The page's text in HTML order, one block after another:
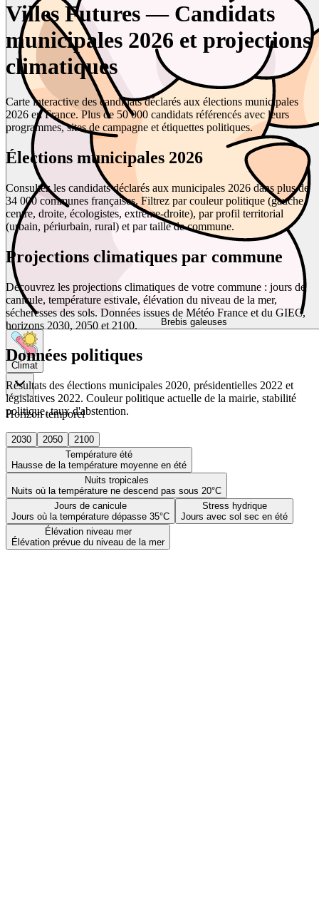
Brebis galeuses
Climat
Horizon temporel
2030 2050
2100
Température été
Hausse de la température moyenne en été
Nuits tropicales
Nuits où la température ne descend pas sous 20°C
Jours de canicule
Jours où la température dépasse 35°C
Stress hydrique
Jours avec sol sec en été
Élévation niveau mer
Élévation prévue du niveau de la mer
Villes Futures — Candidats
municipales 2026 et projections
climatiques
Carte interactive des candidats déclarés aux élections municipales
2026 en France. Plus de 50 000 candidats référencés avec leurs
programmes, sites de campagne et étiquettes politiques.
Élections municipales 2026
Consultez les candidats déclarés aux municipales 2026 dans plus de
34 000 communes françaises. Filtrez par couleur politique (gauche,
centre, droite, écologistes, extrême-droite), par profil territorial
(urbain, périurbain, rural) et par taille de commune.
Projections climatiques par commune
Découvrez les projections climatiques de votre commune : jours de
canicule, température estivale, élévation du niveau de la mer,
sécheresses des sols. Données issues de Météo France et du GIEC,
horizons 2030, 2050 et 2100.
Données politiques
Résultats des élections municipales 2020, présidentielles 2022 et
législatives 2022. Couleur politique actuelle de la mairie, stabilité
politique, taux d'abstention.